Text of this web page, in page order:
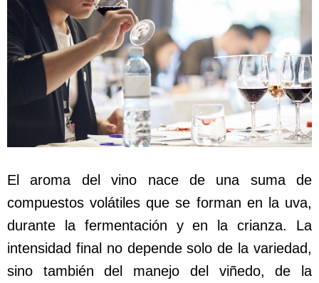
El aroma del vino nace de una suma de
compuestos volátiles que se forman en la uva,
durante la fermentación y en la crianza. La
intensidad final no depende solo de la variedad,
sino también del manejo del viñedo, de la